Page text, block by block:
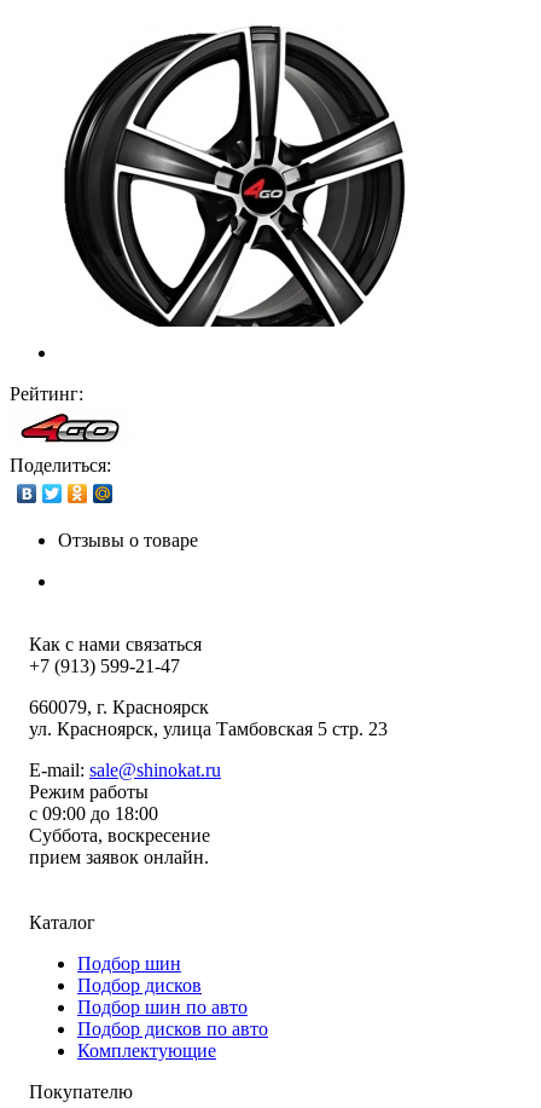
Рейтинг:
Поделиться:
Отзывы о товаре
Как с нами связаться
+7 (913) 599-21-47
660079, г. Красноярск
ул. Красноярск, улица Тамбовская 5 стр. 23
E-mail: sale@shinokat.ru
Режим работы
с 09:00 до 18:00
Суббота, воскресение
прием заявок онлайн.
Каталог
Подбор шин
Подбор дисков
Подбор шин по авто
Подбор дисков по авто
Комплектующие
Покупателю